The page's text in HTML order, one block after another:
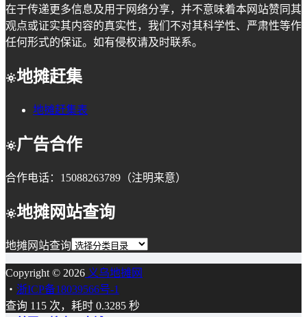
在于传递更多信息及用于网络分享，并不意味着本网站赞同其
观点或证实其内容的真实性，我们不对其科学性、严肃性等作
任何形式的保证。如有侵权请及时联系。
地摊赶集
地摊赶集表
广告合作
合作电话：15088263789（注明来意）
地摊网站查询
地摊网站查询
Copyright © 2026 义乌地摊网
・ 浙ICP备18039566号-1
查询 115 次，耗时 0.3285 秒